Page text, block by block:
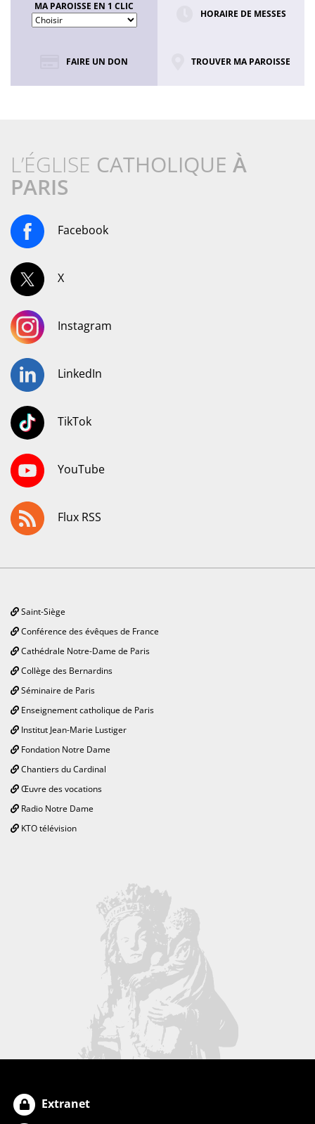
MA PAROISSE EN 1 CLIC
HORAIRE DE MESSES
FAIRE UN DON TROUVER MA PAROISSE
L’ÉGLISE CATHOLIQUE À
PARIS
Facebook
X
Instagram
LinkedIn
TikTok
YouTube
Flux RSS
Saint-Siège
Conférence des évêques de France
Cathédrale Notre-Dame de Paris
Collège des Bernardins
Séminaire de Paris
Enseignement catholique de Paris
Institut Jean-Marie Lustiger
Fondation Notre Dame
Chantiers du Cardinal
Œuvre des vocations
Radio Notre Dame
KTO télévision
Extranet